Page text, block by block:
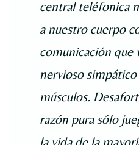
central teléfonica
a nuestro cuerpo
comunicación que
nervioso
músculos.
razón pura sólo
la vida de la